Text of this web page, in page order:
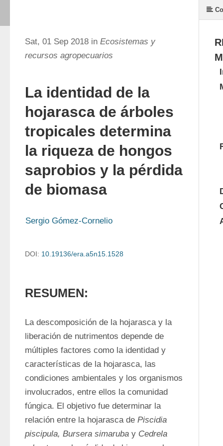
Sat, 01 Sep 2018 in Ecosistemas y
recursos agropecuarios
La identidad de la
hojarasca de árboles
tropicales determina
la riqueza de hongos
saprobios y la pérdida
de biomasa
Sergio Gómez-Cornelio
DOI: 10.19136/era.a5n15.1528
RESUMEN:
La descomposición de la hojarasca y la
liberación de nutrimentos depende de
múltiples factores como la identidad y
características de la hojarasca, las
condiciones ambientales y los organismos
involucrados, entre ellos la comunidad
fúngica. El objetivo fue determinar la
relación entre la hojarasca de Piscidia
piscipula, Bursera simaruba y Cedrela